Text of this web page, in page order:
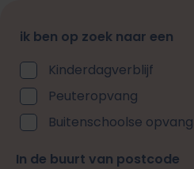
ik ben op zoek naar een
Kinderdagverblijf
Peuteropvang
Buitenschoolse opvang
In de buurt van postcode